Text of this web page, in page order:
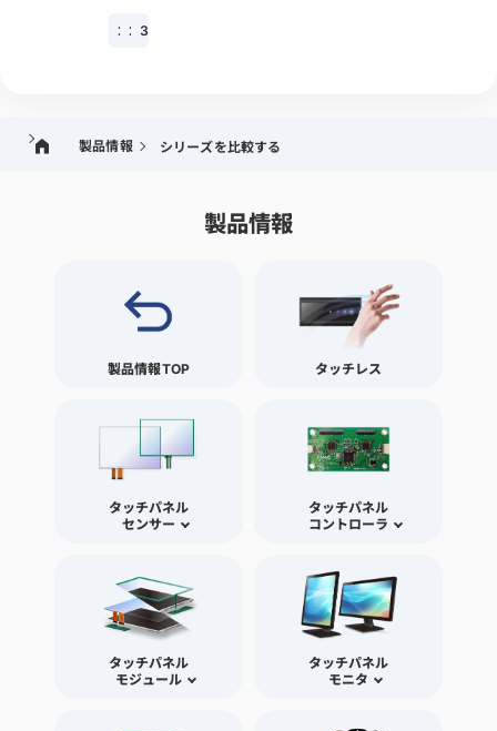
24w
27w32w
製品情報 シリーズを比較する
製品情報
製品情報TOP タッチレス
タッチパネル
センサー
タッチパネル
コントローラ
タッチパネル
モジュール
タッチパネル
モニタ